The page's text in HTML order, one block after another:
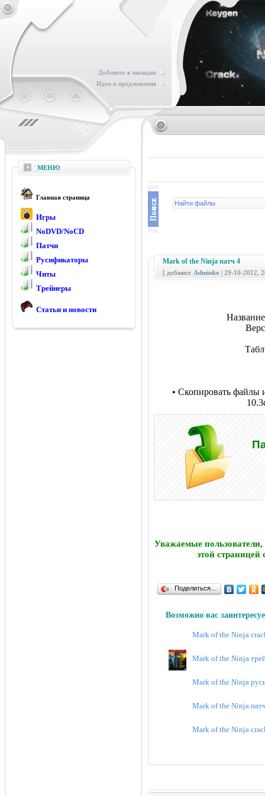
Добавить в закладки
Идеи и предложения
МЕНЮ
Главная страница
Игры
NoDVD/NoCD
Патчи
Русификаторы
Читы
Трейнеры
Статьи и новости
Mark of the Ninja патч 4
[ добавил: Adminko | 29-10-2012,
• Скопировать файлы
Уважаемые
этой страницей
Поделиться…
Возможно вас
Mark of the Ninja
Mark of the Ninja
Mark of the Ninja
Mark of the Ninja
Mark of the Ninja